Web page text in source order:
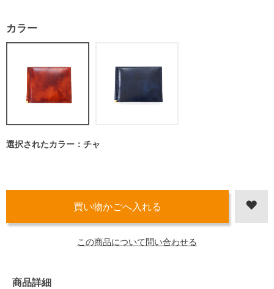
カラー
選択されたカラー：チャ
この商品について問い合わせる
商品詳細